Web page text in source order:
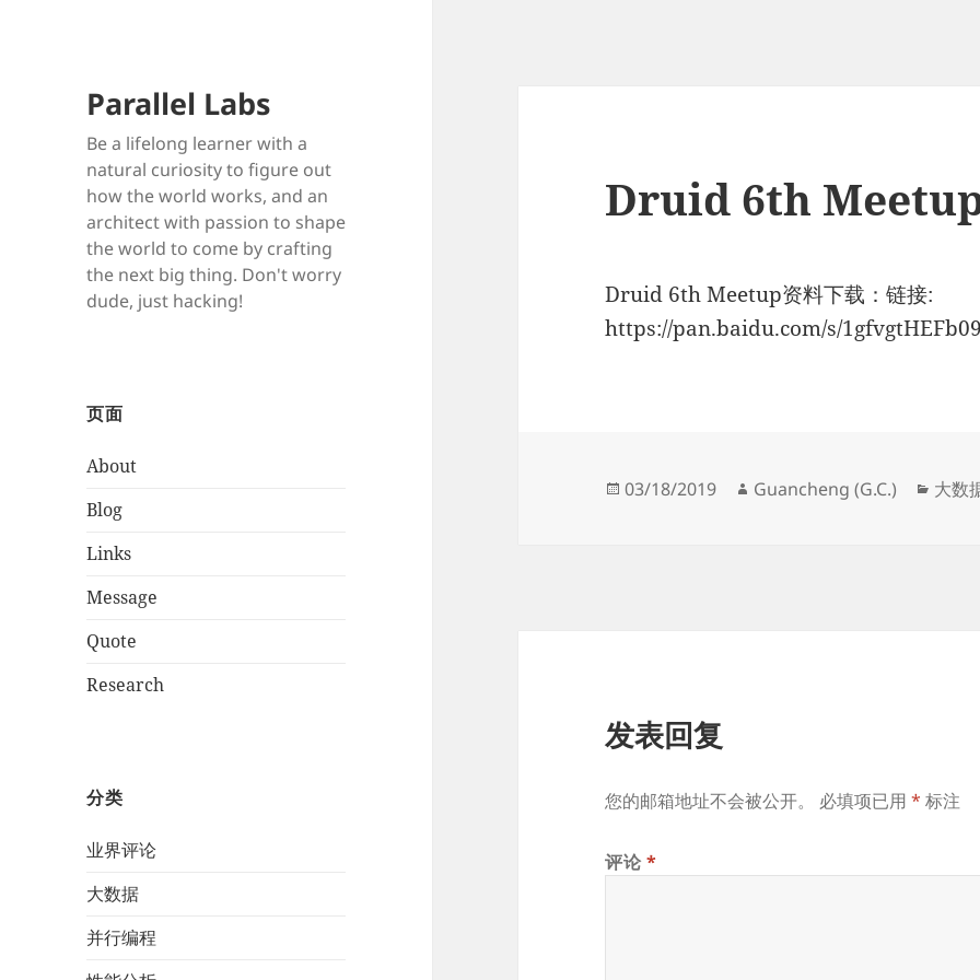
Parallel Labs
Be a lifelong learner with a
natural curiosity to figure out
how the world works, and an
architect with passion to shape
the world to come by crafting
the next big thing. Don't worry
dude, just hacking!
页面
About
Blog
Links
Message
Quote
Research
分类
业界评论
大数据
并行编程
Druid 6th
Druid 6th Meetup资料下载：链接:
https://pan.baidu.com/s/
发
03/18/2019
作
Guancheng (G.C.)
分
大数
发表回复
您的邮箱地址不会被公开。 必填项已用* 标注
评论*